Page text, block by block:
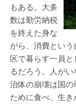
もある。大多
数は勤労納税
を終えた身な
がら、消費とい
区で暮らす一員
るだろう。人が
治体の崩壊は国
ために食べ、生